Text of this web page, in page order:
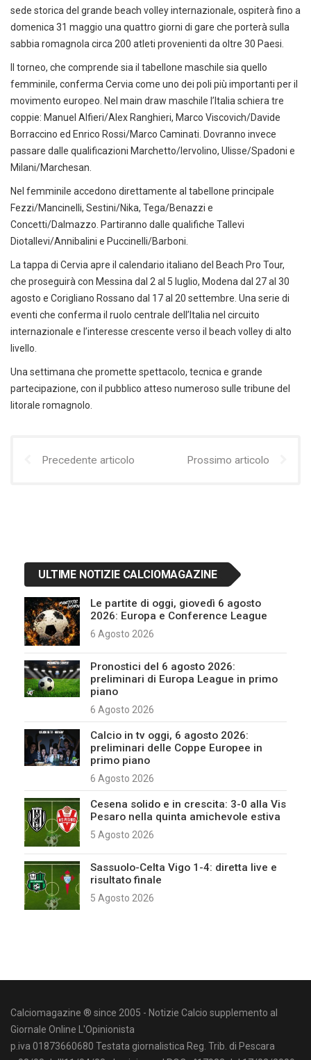
sede storica del grande beach volley internazionale, ospiterà fino a
domenica 31 maggio una quattro giorni di gare che porterà sulla
sabbia romagnola circa 200 atleti provenienti da oltre 30 Paesi.
Il torneo, che comprende sia il tabellone maschile sia quello
femminile, conferma Cervia come uno dei poli più importanti per il
movimento europeo. Nel main draw maschile l’Italia schiera tre
coppie: Manuel Alfieri/Alex Ranghieri, Marco Viscovich/Davide
Borraccino ed Enrico Rossi/Marco Caminati. Dovranno invece
passare dalle qualificazioni Marchetto/Iervolino, Ulisse/Spadoni e
Milani/Marchesan.
Nel femminile accedono direttamente al tabellone principale
Fezzi/Mancinelli, Sestini/Nika, Tega/Benazzi e
Concetti/Dalmazzo. Partiranno dalle qualifiche Tallevi
Diotallevi/Annibalini e Puccinelli/Barboni.
La tappa di Cervia apre il calendario italiano del Beach Pro Tour,
che proseguirà con Messina dal 2 al 5 luglio, Modena dal 27 al 30
agosto e Corigliano Rossano dal 17 al 20 settembre. Una serie di
eventi che conferma il ruolo centrale dell’Italia nel circuito
internazionale e l’interesse crescente verso il beach volley di alto
livello.
Una settimana che promette spettacolo, tecnica e grande
partecipazione, con il pubblico atteso numeroso sulle tribune del
litorale romagnolo.
Precedente articolo Prossimo articolo
ULTIME NOTIZIE CALCIOMAGAZINE
Le partite di oggi, giovedì 6 agosto
2026: Europa e Conference League
6 Agosto 2026
Pronostici del 6 agosto 2026:
preliminari di Europa League in primo
piano
6 Agosto 2026
Calcio in tv oggi, 6 agosto 2026:
preliminari delle Coppe Europee in
primo piano
6 Agosto 2026
Cesena solido e in crescita: 3-0 alla Vis
Pesaro nella quinta amichevole estiva
5 Agosto 2026
Sassuolo-Celta Vigo 1-4: diretta live e
risultato finale
5 Agosto 2026
Calciomagazine ® since 2005 - Notizie Calcio supplemento al
Giornale Online L'Opinionista
p.iva 01873660680 Testata giornalistica Reg. Trib. di Pescara